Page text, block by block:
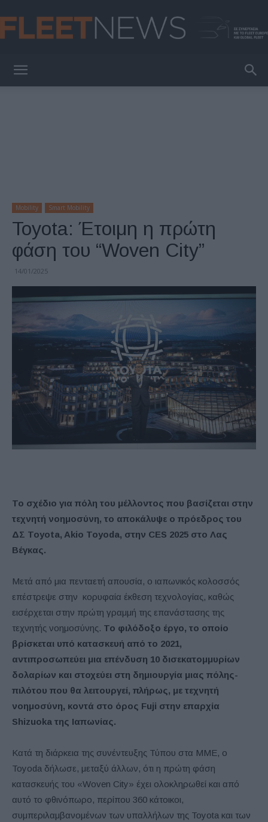
Mobility Smart Mobility
Toyota: Έτοιμη η πρώτη
φάση του “Woven City”
14/01/2025
Το σχέδιο για πόλη του μέλλοντος που βασίζεται στην
τεχνητή νοημοσύνη, το αποκάλυψε ο πρόεδρος του
ΔΣ Toyota, Akio Toyoda, στην CES 2025 στο Λας
Βέγκας.
Μετά από μια πενταετή απουσία, ο ιαπωνικός κολοσσός
επέστρεψε στην κορυφαία έκθεση τεχνολογίας, καθώς
εισέρχεται στην πρώτη γραμμή της επανάστασης της
τεχνητής νοημοσύνης. Το φιλόδοξο έργο, το οποίο
βρίσκεται υπό κατασκευή από το 2021,
αντιπροσωπεύει μια επένδυση 10 δισεκατομμυρίων
δολαρίων και στοχεύει στη δημιουργία μιας πόλης-
πιλότου που θα λειτουργεί, πλήρως, με τεχνητή
νοημοσύνη, κοντά στο όρος Fuji στην επαρχία
Shizuoka της Ιαπωνίας.
Κατά τη διάρκεια της συνέντευξης Τύπου στα ΜΜΕ, ο
Toyoda δήλωσε, μεταξύ άλλων, ότι η πρώτη φάση
κατασκευής του «Woven City» έχει ολοκληρωθεί και από
αυτό το φθινόπωρο, περίπου 360 κάτοικοι,
συμπεριλαμβανομένων των υπαλλήλων της Toyota και των